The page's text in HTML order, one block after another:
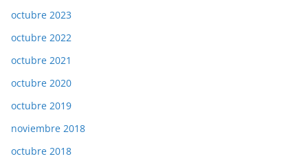
octubre 2023
octubre 2022
octubre 2021
octubre 2020
octubre 2019
noviembre 2018
octubre 2018